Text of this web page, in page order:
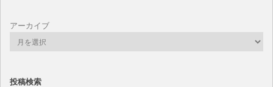
アーカイブ
投稿検索